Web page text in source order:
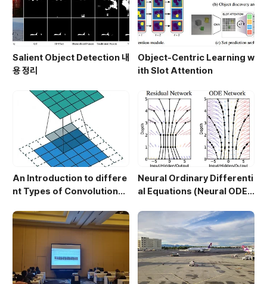
Salient Object Detection 내
용 정리
Object-Centric Learning w
ith Slot Attention
An Introduction to differe
nt Types of Convolutions i
Neural Ordinary Differenti
al Equations (Neural ODE)